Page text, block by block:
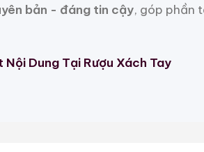
ABV, mức nồng độ cân bằng
& Grain (pha trộn giữa whisky
nhưng chất lượng blend
và giàu tầng hương.
bản - đáng tin cậy, góp phần
Dung Tại Rượu Xách Tay